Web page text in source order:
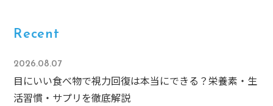
Recent
2026.08.07
目にいい食べ物で視力回復は本当にできる？栄養素・生
活習慣・サプリを徹底解説